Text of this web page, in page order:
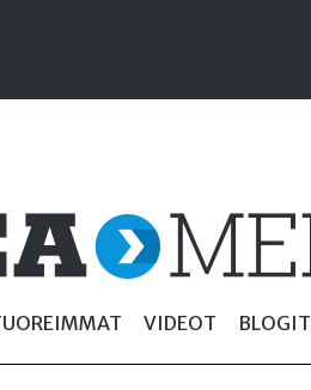
VIDEOT BLOGIT